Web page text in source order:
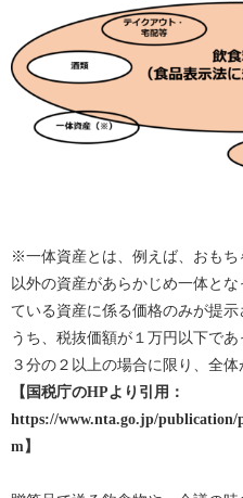
※一体資産とは、例えば、おも
以外の資産があらかじめ一体と
ている資産に係る価格のみが提
うち、税抜価額が１万円以下で
３分の２以上の場合に限り、全
​​​​​​​【国税庁のHPより引用：
https://www.nta.go.jp/
m】